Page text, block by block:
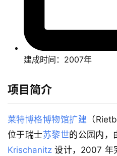
建成时间：2007年
项目简介
莱特博格博物馆扩建 （
位于瑞士苏黎世的公园内
Krischanitz 设计，2007 年